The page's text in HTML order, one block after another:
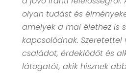
olyan tudást és
amelyek a mai élethez is
kapcsolódnak.
családot, érdeklődőt és
látogatót, akik hisznek